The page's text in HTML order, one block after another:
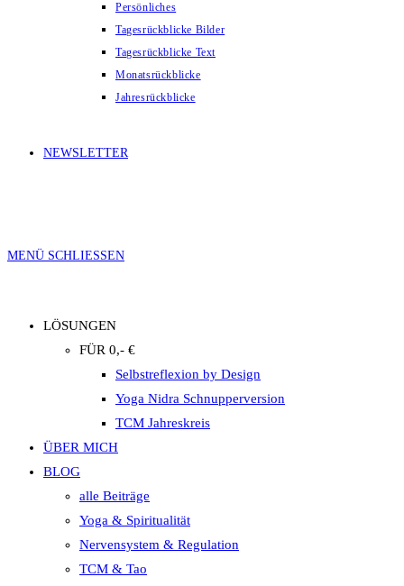
Persönliches
Tagesrückblicke Bilder
Tagesrückblicke Text
Monatsrückblicke
Jahresrückblicke
NEWSLETTER
MENÜ SCHLIESSEN
LÖSUNGEN
FÜR 0,- €
Selbstreflexion by Design
Yoga Nidra Schnupperversion
TCM Jahreskreis
ÜBER MICH
BLOG
alle Beiträge
Yoga & Spiritualität
Nervensystem & Regulation
TCM & Tao